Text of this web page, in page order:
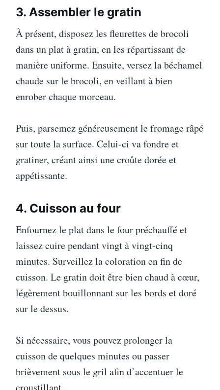
3. Assembler le gratin
À présent, disposez les fleurettes de brocoli
dans un plat à gratin, en les répartissant de
manière uniforme. Ensuite, versez la béchamel
chaude sur le brocoli, en veillant à bien
enrober chaque morceau.
Puis, parsemez généreusement le fromage râpé
sur toute la surface. Celui-ci va fondre et
gratiner, créant ainsi une croûte dorée et
appétissante.
4. Cuisson au four
Enfournez le plat dans le four préchauffé et
laissez cuire pendant vingt à vingt-cinq
minutes. Surveillez la coloration en fin de
cuisson. Le gratin doit être bien chaud à cœur,
légèrement bouillonnant sur les bords et doré
sur le dessus.
Si nécessaire, vous pouvez prolonger la
cuisson de quelques minutes ou passer
brièvement sous le gril afin d’accentuer le
croustillant.